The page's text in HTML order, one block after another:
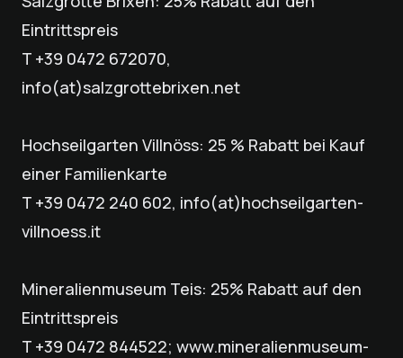
Eintrittspreis
T +39 0472 672070,
info(at)salzgrottebrixen.net
Hochseilgarten Villnöss: 25 % Rabatt bei Kauf
einer Familienkarte
T +39 0472 240 602, info(at)hochseilgarten-
villnoess.it
Mineralienmuseum Teis: 25% Rabatt auf den
Eintrittspreis
T +39 0472 844522; www.mineralienmuseum-